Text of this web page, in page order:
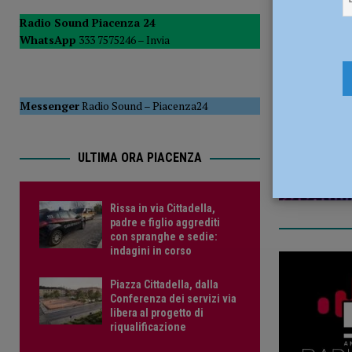
[ 7 Agosto 2026 ] Assegnati alla questura di Piacenza
[ 8 Agosto 2026 ] Rissa in via Cittadella, padre e figlio
Radio Sound Piacenza 24
WhatsApp 333 7575246 – Invia
MessengerRadio Sound–Piacenza24
ULTIMA ORA PIACENZA
Rissa in via Cittadella,
padre e figlio aggrediti
con spranghe e sedie:
indagini in corso
Piazza Cittadella, dalla
Conferenza dei servizi via
libera al progetto di
riqualificazione